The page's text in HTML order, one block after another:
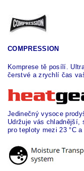
COMPRESSION
Komprese tě posílí.
čerstvé a zrychlí čas
Jedinečný vysoce
Udržuje vás
pro teploty mezi 23 °C a